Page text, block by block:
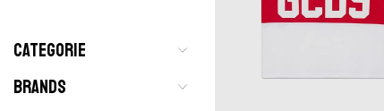
CATEGORIE
BRANDS